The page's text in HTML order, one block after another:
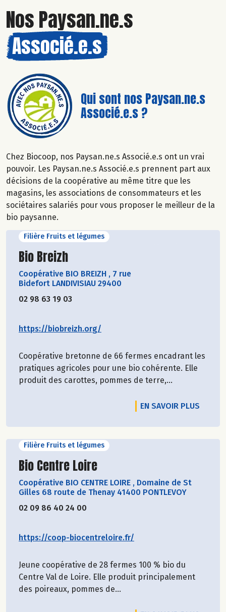
Nos Paysan.ne.s
Associé.e.s
Qui sont nos Paysan.ne.s
Associé.e.s ?
Chez Biocoop, nos Paysan.ne.s Associé.e.s ont un vrai
pouvoir. Les Paysan.ne.s Associé.e.s prennent part aux
décisions de la coopérative au même titre que les
magasins, les associations de consommateurs et les
sociétaires salariés pour vous proposer le meilleur de la
bio paysanne.
Filière Fruits et légumes
Découvrir le producteur
Bio Breizh
Coopérative BIO BREIZH , 7 rue
Bidefort LANDIVISIAU 29400
02 98 63 19 03
https://biobreizh.org/
Coopérative bretonne de 66 fermes encadrant les
pratiques agricoles pour une bio cohérente. Elle
produit des carottes, pommes de terre,...
EN SAVOIR PLUS
Filière Fruits et légumes
Découvrir le producteur
Bio Centre Loire
Coopérative BIO CENTRE LOIRE , Domaine de St
Gilles 68 route de Thenay 41400 PONTLEVOY
02 09 86 40 24 00
https://coop-biocentreloire.fr/
Jeune coopérative de 28 fermes 100 % bio du
Centre Val de Loire. Elle produit principalement
des poireaux, pommes de...